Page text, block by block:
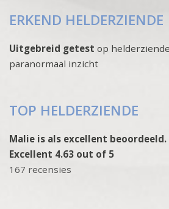
ERKEND HELDERZIENDE
Uitgebreid getest op
paranormaal inzicht
TOP HELDERZIENDE
Malie is als excellent beoordeeld.
Excellent 4.63 out of 5
167 recensies